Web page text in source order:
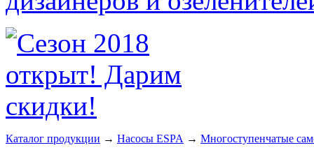
Каталог продукции → Насосы ESPA → Многоступенчатые